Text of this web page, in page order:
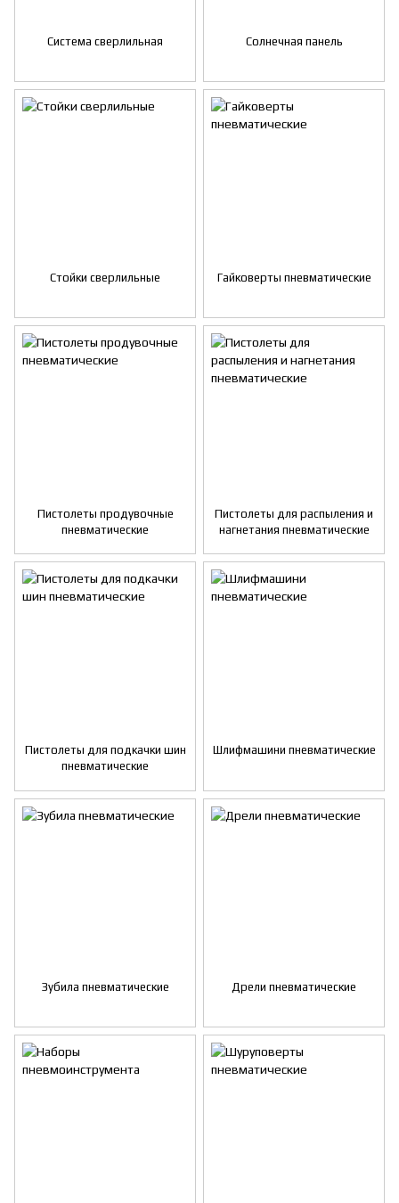
Система сверлильная Солнечная панель
Стойки сверлильные Гайковерты пневматические
Пистолеты продувочные
пневматические
Пистолеты для распыления и
нагнетания пневматические
Пистолеты для подкачки шин
пневматические
Шлифмашини пневматические
Зубила пневматические Дрели пневматические